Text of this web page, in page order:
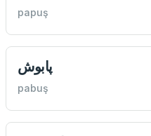
papuş
پابوش
pabuş